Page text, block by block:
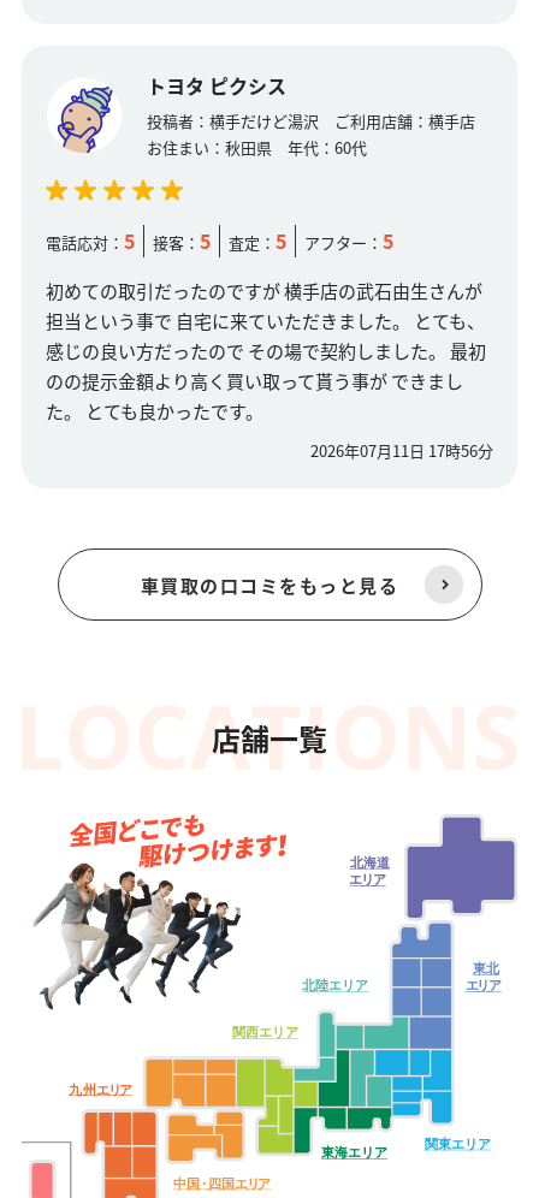
トヨタ ピクシス
投稿者： 横手だけど湯沢 ご利用店舗： 横手店
お住まい： 秋田県 年代： 60代
電話応対： 5 接客： 5 査定： 5 アフター： 5
初めての取引だったのですが 横手店の武石由生さんが
担当という事で 自宅に来ていただきました。 とても、
感じの良い方だったので その場で契約しました。 最初
のの提示金額より高く買い取って貰う事が できまし
た。 とても良かったです。
2026年07月11日 17時56分
車買取の口コミをもっと見る
店舗一覧
東北
エリア
関東エリア
東海エリア
北陸エリア
関西エリア
中 国・四国 エリア
九州 エリア
北海道
エリア